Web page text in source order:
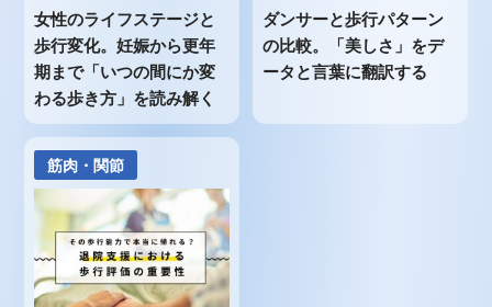
女性のライフステージと
歩行変化。妊娠から更年
期まで「いつの間にか変
わる歩き方」を読み解く
ダンサーと歩行パターン
の比較。「美しさ」をデ
ータと言葉に翻訳する
筋肉・関節